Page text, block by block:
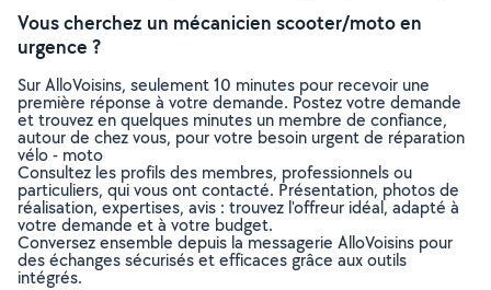
Vous cherchez un mécanicien scooter/moto en
urgence ?
Sur AlloVoisins, seulement 10 minutes pour recevoir une
première réponse à votre demande. Postez votre demande
et trouvez en quelques minutes un membre de confiance,
autour de chez vous, pour votre besoin urgent de réparation
vélo - moto
Consultez les profils des membres, professionnels ou
particuliers, qui vous ont contacté. Présentation, photos de
réalisation, expertises, avis : trouvez l'offreur idéal, adapté à
votre demande et à votre budget.
Conversez ensemble depuis la messagerie AlloVoisins pour
des échanges sécurisés et efficaces grâce aux outils
intégrés.